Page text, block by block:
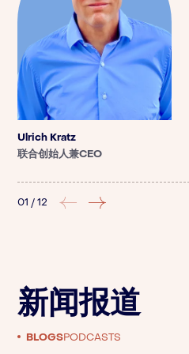
01 /12
Ulrich Kratz
联合创始人兼CEO
新闻报道
BLOGSPODCASTS